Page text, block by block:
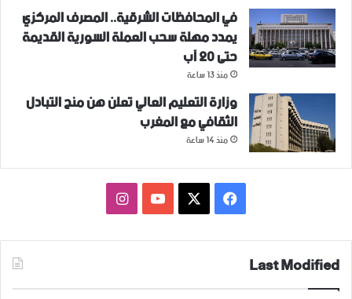
في المحافظات الشرقية.. المصرف المركزي
يمدد مهلة سحب العملة السورية القديمة
حتى 20 آب
منذ 13 ساعة
وزارة التعليم العالي تعلن هن منح التبادل
الثقافي مع المغرب
منذ 14 ساعة
فيسبوك ‫YouTubeانستقرام
Last Modified